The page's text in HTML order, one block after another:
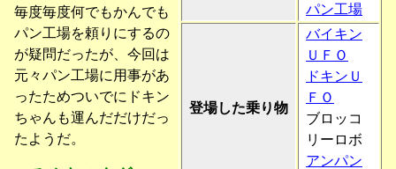
パン工場
登場した乗り物
バイキン
ＵＦＯ
ドキンＵ
ＦＯ
ブロッコ
リーロボ
アンパン
毎度毎度何でもかんでも
パン工場を頼りにするの
が疑問だったが、今回は
元々パン工場に用事があ
ったためついでにドキン
ちゃんも運んだだけだっ
たようだ。